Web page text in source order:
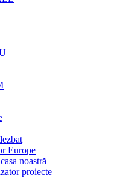
Europe
noastră
proiecte